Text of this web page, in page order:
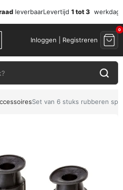
leverbaarLevertijd 1 tot 3
Inloggen | Registreren
0
Set van 6 stuks rubberen